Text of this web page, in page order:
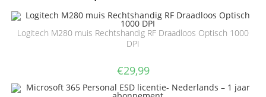
Logitech M280 muis Rechtshandig RF Draadloos Optisch 1000
DPI
€29,99